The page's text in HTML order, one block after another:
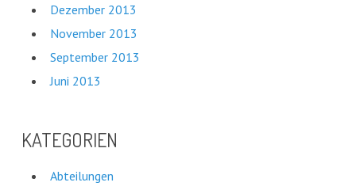
Dezember 2013
November 2013
September 2013
Juni 2013
KATEGORIEN
Abteilungen